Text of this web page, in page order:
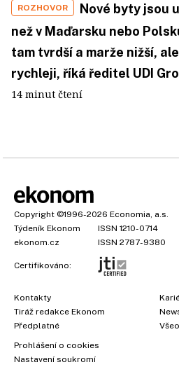
ROZHOVOR
Nové byty jsou
než v Maďarsku nebo
tam tvrdší a marže nižší,
rychleji, říká ředitel UDI
14 minut čtení
Copyright ©1996-2026 Economia, a.s.
Týdeník Ekonom
ISSN 1210-0714
ekonom.cz
ISSN 2787-9380
Certifikováno:
Kontakty
Tiráž redakce Ekonom
Předplatné
Prohlášení o cookies
Nastavení soukromí